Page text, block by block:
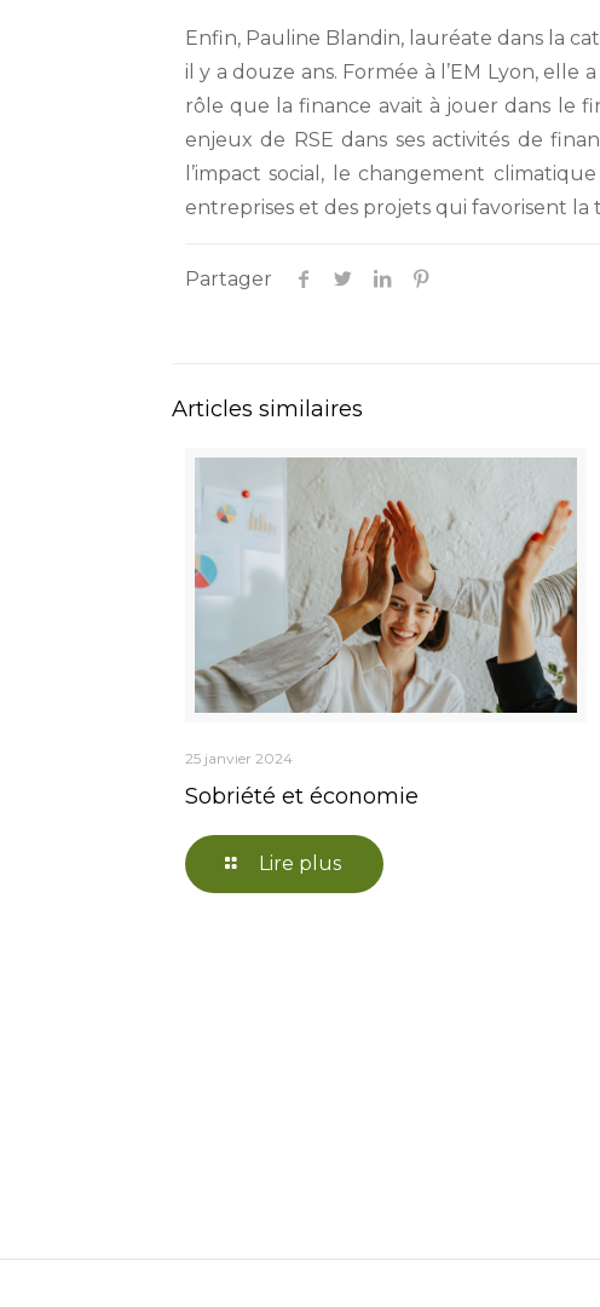
Enfin, Pauline Blandin, lauréate dans la
il y a douze ans. Formée à l’EM Lyon,
rôle que la finance avait à jouer dans le
enjeux de RSE dans ses activités de
l’impact social, le changement
entreprises et des projets qui favorisent la
Partager
Articles similaires
25 janvier 2024
Sobriété et économie
Lire plus